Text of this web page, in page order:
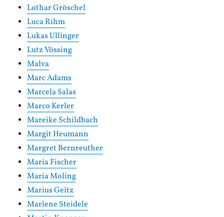
Lothar Gröschel
Luca Rihm
Lukas Ullinger
Lutz Vössing
Malva
Marc Adams
Marcela Salas
Marco Kerler
Mareike Schildbach
Margit Heumann
Margret Bernreuther
Maria Fischer
Maria Moling
Marius Geitz
Marlene Steidele